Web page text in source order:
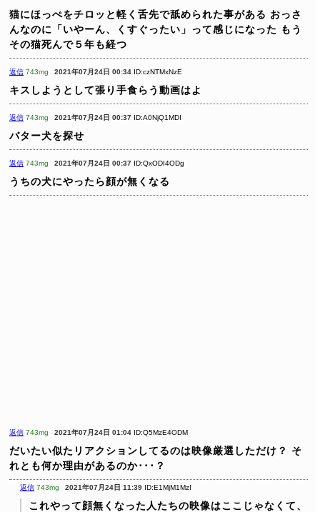
猫にほっぺをチロッと軽く舌先で舐められた事がある おっさ
んなのに「いやーん、くすぐったい」って感じになった もう
その猫死んで５年も経つ
返信 743mg 2021年07月24日 00:34 ID:czNTMxNzE
キスしようとして張り手食らう動画はよ
返信 743mg 2021年07月24日 00:37 ID:A0NjQ1MDI
バター犬を探せ
返信 743mg 2021年07月24日 00:37 ID:QxODI4ODg
うちの犬にやったら顔が無くなる
返信 743mg 2021年07月24日 01:04 ID:Q5MzE4ODM
だいたい似たリアクションしてるのは映像厳選しただけ？
そ
れとも何か理由があるのか･･･？
返信 743mg 2021年07月24日 11:39 ID:E1MjM1MzI
これやって顔無くなった人たちの映像はここじゃなくて、